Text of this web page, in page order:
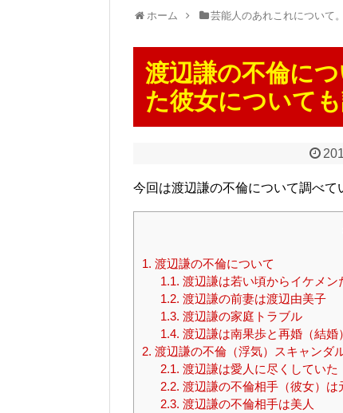
ホーム 芸能人のあれこれについて。
渡辺謙の不倫に
た彼女についても
今回は渡辺謙の不倫について調べて
1. 渡辺謙の不倫について
1.1. 渡辺謙は若い頃からイケメン
1.2. 渡辺謙の前妻は渡辺由美子
1.3. 渡辺謙の家庭トラブル
1.4. 渡辺謙は南果歩と再婚（結婚
2. 渡辺謙の不倫（浮気）スキャンダ
2.1. 渡辺謙は愛人に尽くしていた
2.2. 渡辺謙の不倫相手（彼女）は
2.3. 渡辺謙の不倫相手は美人